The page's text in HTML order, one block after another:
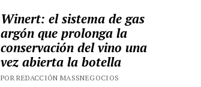
Winert: el sistema de gas
argón que prolonga la
conservación del vino una
vez abierta la botella
POR REDACCIÓN MASSNEGOCIOS